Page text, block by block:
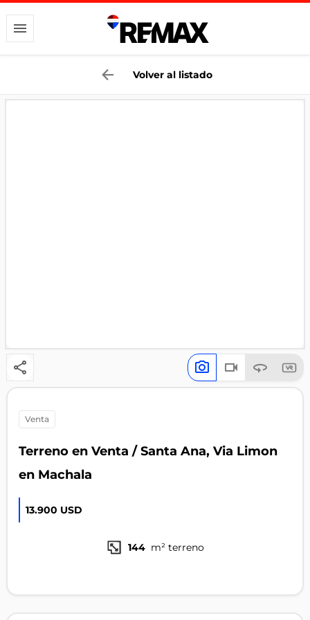
Volver al listado
venta
Terreno en Venta / Santa Ana, Via Limon
en Machala
13.900 USD
144 m² terreno